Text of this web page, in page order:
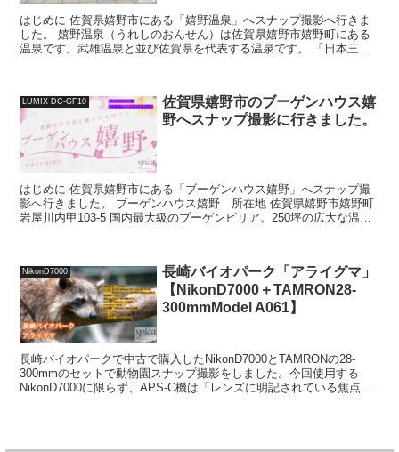
はじめに 佐賀県嬉野市にある「嬉野温泉」へスナップ撮影へ行きま
した。 嬉野温泉（うれしのおんせん）は佐賀県嬉野市嬉野町にある
温泉です。武雄温泉と並び佐賀県を代表する温泉です。 「日本三大
LUMIX DC-GF10
佐賀県嬉野市のブーゲンハウス嬉
野へスナップ撮影に行きました。
はじめに 佐賀県嬉野市にある「ブーゲンハウス嬉野」へスナップ撮
影へ行きました。 ブーゲンハウス嬉野 所在地 佐賀県嬉野市嬉野町
岩屋川内甲103-5 国内最大級のブーゲンビリア。250坪の広大な温室
NikonD7000
長崎バイオパーク「アライグマ」
【NikonD7000＋TAMRON28-
300mmModel A061】
長崎バイオパークで中古で購入したNikonD7000とTAMRONの28-
300mmのセットで動物園スナップ撮影をしました。今回使用する
NikonD7000に限らず、APS-C機は「レンズに明記されている焦点距